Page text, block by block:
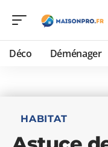
Déco Déménager
HABITAT